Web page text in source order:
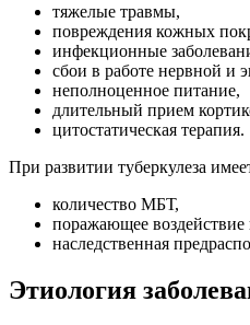
тяжелые травмы,
повреждения кожных
инфекционные
сбои в работе нервной и
неполноценное питание,
длительный прием
цитостатическая терапия.
При развитии туберкулеза
количество МБТ,
поражающее воздействие
наследственная
Этиология